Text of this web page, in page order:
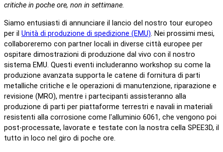
critiche in poche ore, non in settimane.
Siamo entusiasti di annunciare il lancio del nostro tour europeo
per il Unità di produzione di spedizione (EMU). Nei prossimi mesi,
collaboreremo con partner locali in diverse città europee per
ospitare dimostrazioni di produzione dal vivo con il nostro
sistema EMU. Questi eventi includeranno workshop su come la
produzione avanzata supporta le catene di fornitura di parti
metalliche critiche e le operazioni di manutenzione, riparazione e
revisione (MRO), mentre i partecipanti assisteranno alla
produzione di parti per piattaforme terrestri e navali in materiali
resistenti alla corrosione come l'alluminio 6061, che vengono poi
post-processate, lavorate e testate con la nostra cella SPEE3D, il
tutto in loco nel giro di poche ore.